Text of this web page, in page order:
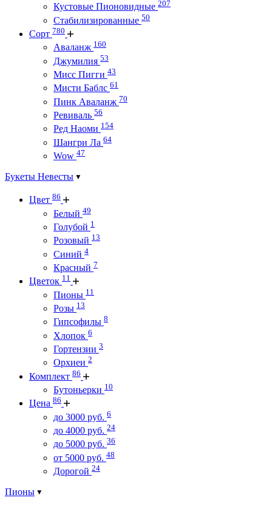
Кустовые Пионовидные 207
Стабилизированные 50
Сорт 780
Аваланж 160
Джумилия 53
Мисс Пигги 43
Мисти Баблс 61
Пинк Аваланж 70
Ревиваль 56
Ред Наоми 154
Шангри Ла 64
Wow 47
Букеты Невесты
Цвет 86
Белый 49
Голубой 1
Розовый 13
Синий 4
Красный 7
Цветок 11
Пионы 11
Розы 13
Гипсофилы 8
Хлопок 6
Гортензии 3
Орхиеи 2
Комплект 86
Бутоньерки 10
Цена 86
до 3000 руб. 6
до 4000 руб. 24
до 5000 руб. 36
от 5000 руб. 48
Дорогой 24
Пионы